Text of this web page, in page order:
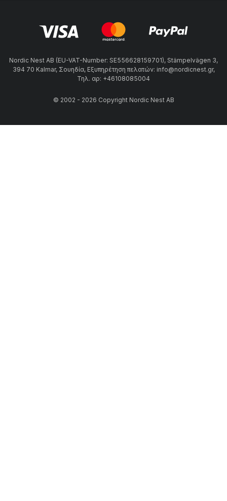
Nordic Nest AB (EU-VAT-Number: SE556628159701), Stämpelvägen 3,
394 70 Kalmar, Σουηδία, Εξυπηρέτηση πελατών: info@nordicnest.gr,
Τηλ. αρ: +46108085004
© 2002 - 2026 Copyright Nordic Nest AB